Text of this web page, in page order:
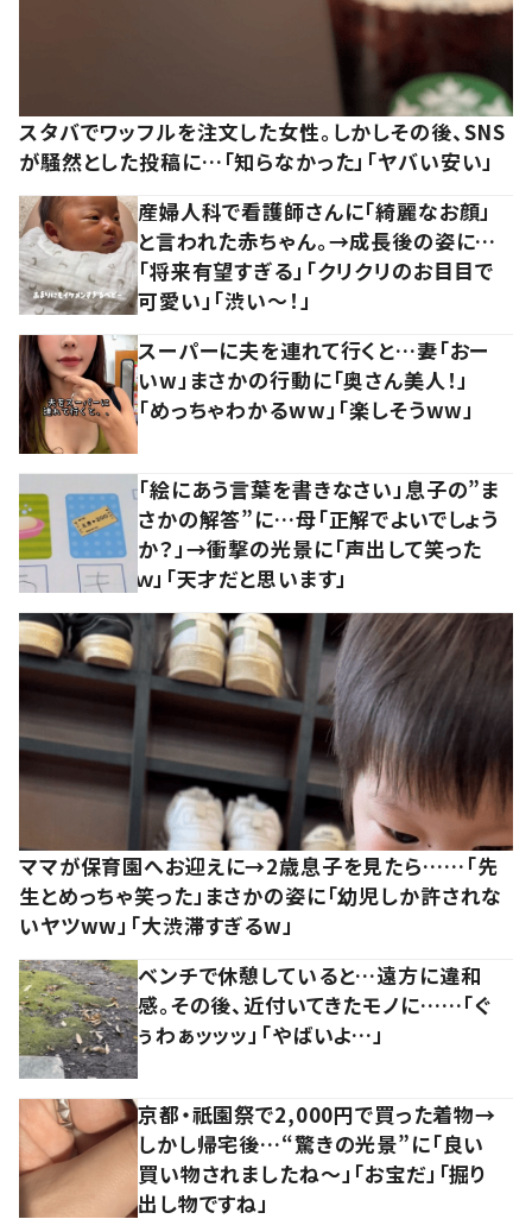
スタバでワッフルを注文した女性。しかしその後、SNS
が騒然とした投稿に…「知らなかった」「ヤバい安い」
産婦人科で看護師さんに「綺麗なお顔」
と言われた赤ちゃん。→成長後の姿に…
「将来有望すぎる」「クリクリのお目目で
可愛い」「渋い～！」
スーパーに夫を連れて行くと…妻「おー
いw」まさかの行動に「奥さん美人！」
「めっちゃわかるww」「楽しそうww」
「絵にあう言葉を書きなさい」息子の”ま
さかの解答”に…母「正解でよいでしょう
か？」→衝撃の光景に「声出して笑った
ｗ」「天才だと思います」
ママが保育園へお迎えに→2歳息子を見たら……「先
生とめっちゃ笑った」まさかの姿に「幼児しか許されな
いヤツww」「大渋滞すぎるw」
ベンチで休憩していると…遠方に違和
感。その後、近付いてきたモノに……「ぐ
ぅわぁッッッ」「やばいよ…」
京都・祇園祭で2,000円で買った着物→
しかし帰宅後…“驚きの光景”に「良い
買い物されましたね～」「お宝だ」「掘り
出し物ですね」